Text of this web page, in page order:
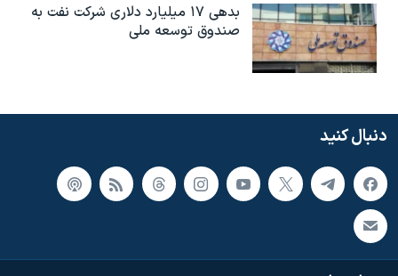
بدهی ۱۷ میلیارد دلاری شرکت نفت به
صندوق توسعه ملی
دنبال کنید